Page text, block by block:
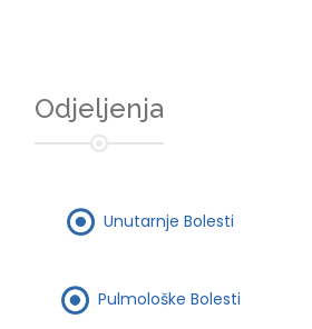
Odjeljenja
Unutarnje Bolesti
Pulmološke Bolesti